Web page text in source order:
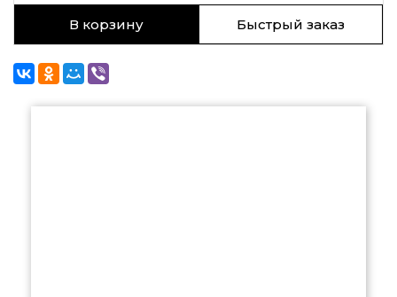
В корзину Быстрый заказ